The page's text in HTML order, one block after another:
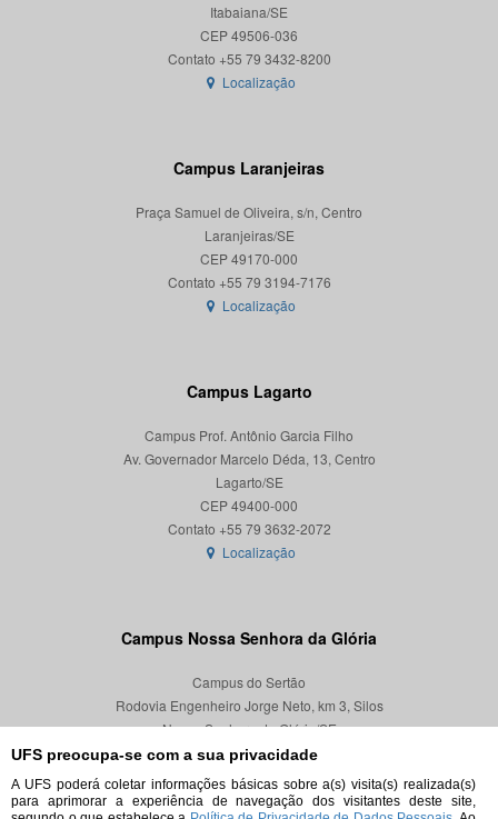
UFS preocupa-se com a sua privacidade
A UFS poderá coletar informações básicas sobre a(s) visita(s) realizada(s)
para aprimorar a experiência de navegação dos visitantes deste site,
Itabaiana/SE
CEP 49506-036
Localização
Campus Laranjeiras
Praça Samuel de Oliveira, s/n, Centro
Laranjeiras/SE
CEP 49170-000
Localização
Campus Lagarto
Campus Prof. Antônio Garcia Filho
Av. Governador Marcelo Déda, 13, Centro
Lagarto/SE
CEP 49400-000
Localização
Campus Nossa Senhora da Glória
Campus do Sertão
Rodovia Engenheiro Jorge Neto, km 3, Silos
Nossa Senhora da Glória/SE
CEP 49680-000
Localização